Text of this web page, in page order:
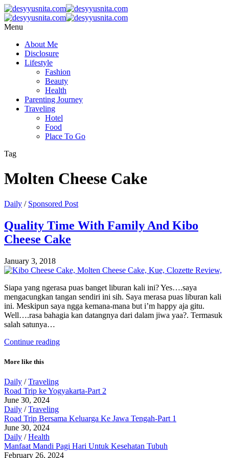
Menu
About Me
Disclosure
Lifestyle
Fashion
Beauty
Health
Parenting Journey
Traveling
Hotel
Food
Place To Go
Tag
Molten Cheese Cake
Daily / Sponsored Post
Quality Time With Family And Kibo
Cheese Cake
January 3, 2018
Siapa yang ngerasa puas banget liburan kali ini? Yes….saya
mengacungkan tangan sendiri ini sih. Saya merasa puas liburan kali
ini. Meskipun saya ngga kemana-mana but i’m happy aja gitu.
Well….rasa bahagia kan datangnya dari dalam jiwa yaa?. Termasuk
salah satunya…
Continue reading
More like this
Daily /Traveling
Road Trip ke Yogyakarta-Part 2
June 30, 2024
Daily /Traveling
Road Trip Bersama Keluarga Ke Jawa Tengah-Part 1
June 30, 2024
Daily /Health
Manfaat Mandi Pagi Hari Untuk Kesehatan Tubuh
February 26, 2024